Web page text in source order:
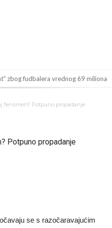
zbog fudbalera vrednog 69 miliona
za napad u noćnom klubu
su mu bile natečene, nije se hteo
Barselonu?
fenomen? Potpuno propadanje
Potpuno propadanje
se s razočaravajućim